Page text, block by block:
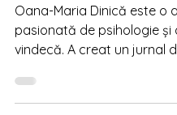
Interviu cu un autor
Interviu cu un
Oana-Maria
Oana-Maria Dinică este o